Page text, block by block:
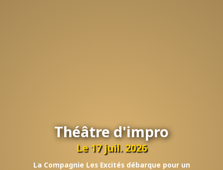
Théâtre d'impro
Le 17 juil. 2026
La Compagnie Les Excités débarque pour un